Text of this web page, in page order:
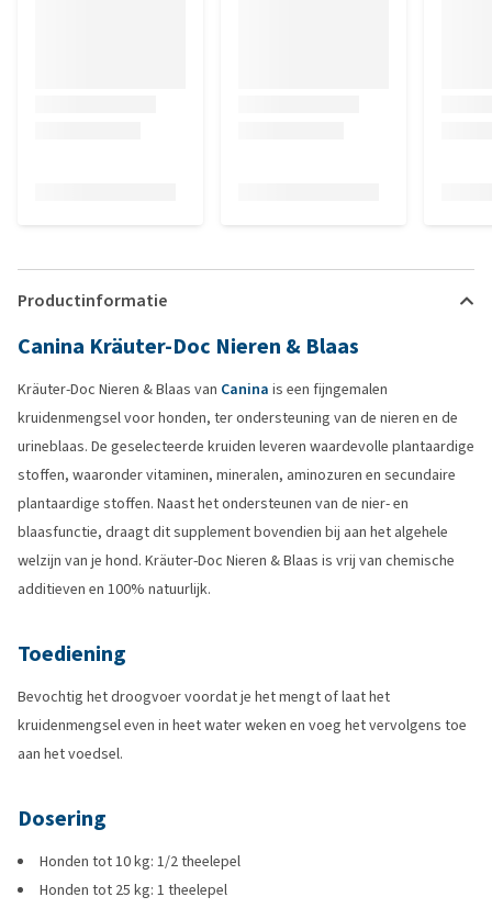
Productinformatie
Canina Kräuter-Doc Nieren & Blaas
Kräuter-Doc Nieren & Blaas van Canina is een fijngemalen
kruidenmengsel voor honden, ter ondersteuning van de nieren en de
urineblaas. De geselecteerde kruiden leveren waardevolle plantaardige
stoffen, waaronder vitaminen, mineralen, aminozuren en secundaire
plantaardige stoffen. Naast het ondersteunen van de nier- en
blaasfunctie, draagt dit supplement bovendien bij aan het algehele
welzijn van je hond. Kräuter-Doc Nieren & Blaas is vrij van chemische
additieven en 100% natuurlijk.
Toediening
Bevochtig het droogvoer voordat je het mengt of laat het
kruidenmengsel even in heet water weken en voeg het vervolgens toe
aan het voedsel.
Dosering
Honden tot 10 kg: 1/2 theelepel
Honden tot 25 kg: 1 theelepel